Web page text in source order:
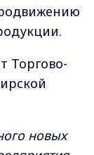
Торгово-
новых